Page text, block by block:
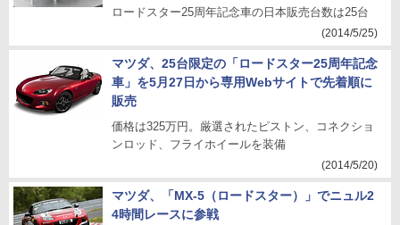
ロードスター25周年記念車の日本販売台数は25台
(2014/5/25)
マツダ、25台限定の「ロードスター25周年記念
車」を5月27日から専用Webサイトで先着順に
販売
価格は325万円。厳選されたピストン、コネクショ
ンロッド、フライホイールを装備
(2014/5/20)
マツダ、「MX-5（ロードスター）」でニュル2
4時間レースに参戦